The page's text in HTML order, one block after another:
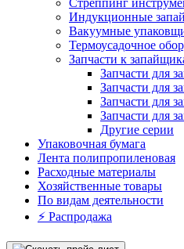
Стреппинг
Индукционные
Вакуумные
Термоусадочное
Запчасти к
Запчасти для
Запчасти для
Запчасти для
Запчасти для
Другие серии
Упаковочная бумага
Лента полипропиленовая
Расходные материалы
Хозяйственные товары
По видам деятельности
⚡️ Распродажа